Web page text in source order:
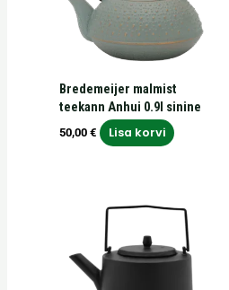
Bredemeijer malmist
teekann Anhui 0.9l sinine
50,00€ Lisa korvi